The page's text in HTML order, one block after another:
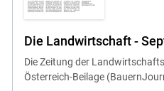
Die Landwirtschaft -
Die Zeitung der
Österreich-Beilage